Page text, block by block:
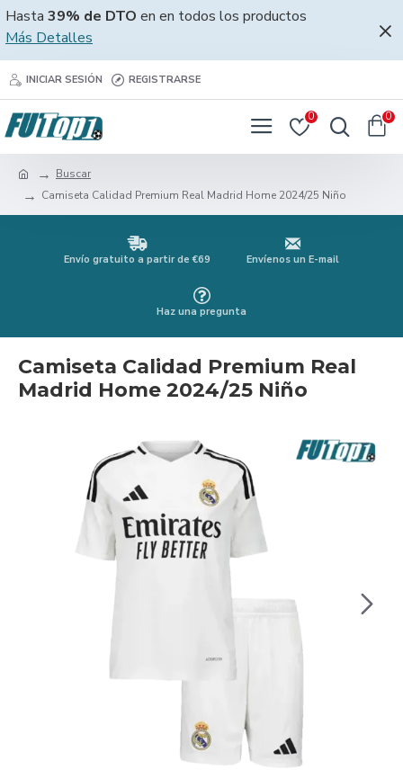
Hasta 39% de DTO en en todos los productos
Más Detalles
INICIAR SESIÓN REGISTRARSE
0 0
Buscar
Camiseta Calidad Premium Real Madrid Home 2024/25 Niño
Envío gratuito a partir de €69 Envíenos un E-mail
Haz una pregunta
Camiseta Calidad Premium Real
Madrid Home 2024/25 Niño